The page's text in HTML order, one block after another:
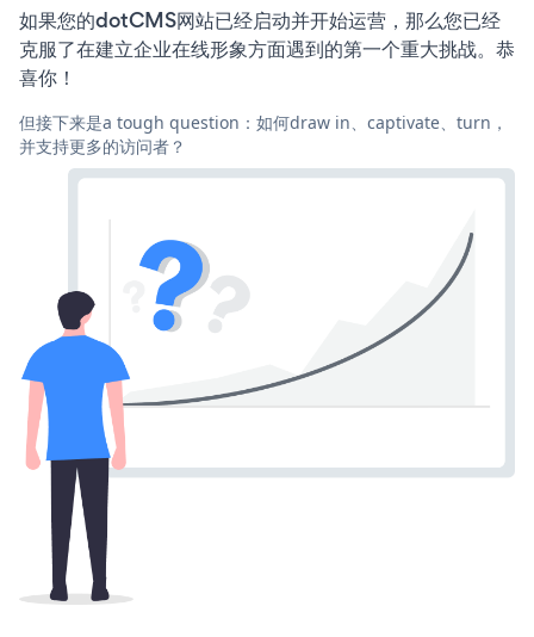
如果您的dotCMS网站已经启动并开始运营，那么您已经
克服了在建立企业在线形象方面遇到的第一个重大挑战。恭
喜你！
但接下来是a tough question：如何draw in、captivate、turn，
并支持更多的访问者？